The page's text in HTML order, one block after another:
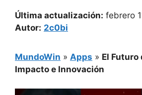
Última actualización: febrero
Autor: 2c0bi
MundoWin » Apps » El Futuro
Impacto e Innovación